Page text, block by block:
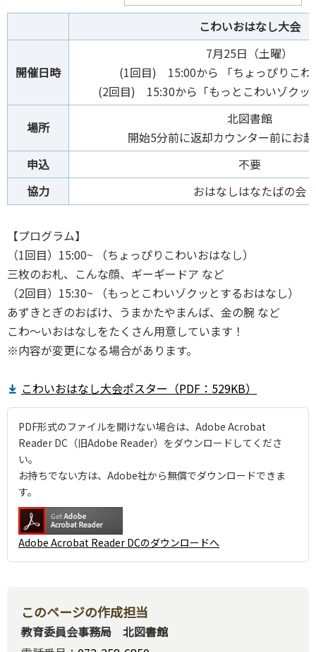
こわいおはなし大会
開催日時
7月25日（土曜）
(1回目) 15:00から 「ちょっぴりこわ
(2回目) 15:30から「もっとこわいゾクッ
場所
北図書館
開始5分前に返却カウンター前にお
申込
不要
協力
おはなしはなたばの会
【プログラム】
（1回⽬）15:00~ （ちょっぴりこわいおはなし）
三枚のお札、こんな顔、ギーギードア など
（2回⽬）15:30~ （もっとこわいゾクッとするおはなし）
あずきとぎのおばけ、うまかたやまんば、金の腕 など
こわ～いおはなしをたくさん用意しています！
※内容が変更になる場合があります。
こわいおはなし大会ポスター（PDF：529KB）
PDF形式のファイルを開けない場合は、Adobe Acrobat
Reader DC（旧Adobe Reader）をダウンロードしてくださ
い。
お持ちでない方は、Adobe社から無償でダウンロードできま
す。
Adobe Acrobat Reader DCのダウンロードへ
このページの作成担当
教育委員会事務局 北図書館